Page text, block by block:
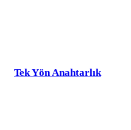
Tek Yön Anahtarlık